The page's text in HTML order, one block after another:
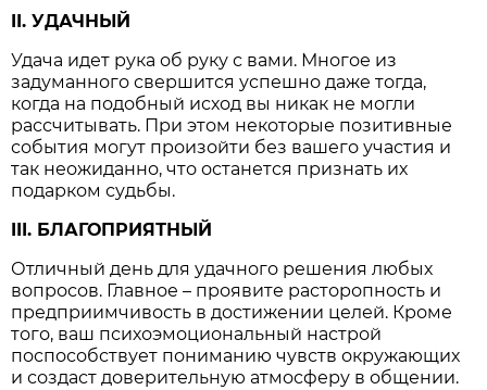
II. УДАЧНЫЙ
Удача идет рука об руку с вами. Многое из
задуманного свершится успешно даже тогда,
когда на подобный исход вы никак не могли
рассчитывать. При этом некоторые позитивные
события могут произойти без вашего участия и
так неожиданно, что останется признать их
подарком судьбы.
III. БЛАГОПРИЯТНЫЙ
Отличный день для удачного решения любых
вопросов. Главное – проявите расторопность и
предприимчивость в достижении целей. Кроме
того, ваш психоэмоциональный настрой
поспособствует пониманию чувств окружающих
и создаст доверительную атмосферу в общении.